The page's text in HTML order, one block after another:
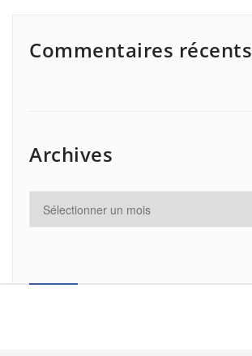
Commentaires récents
Archives